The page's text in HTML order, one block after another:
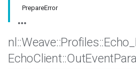
PrepareError
nl ::Weave::Profiles::Echo
EchoClient::OutEvent